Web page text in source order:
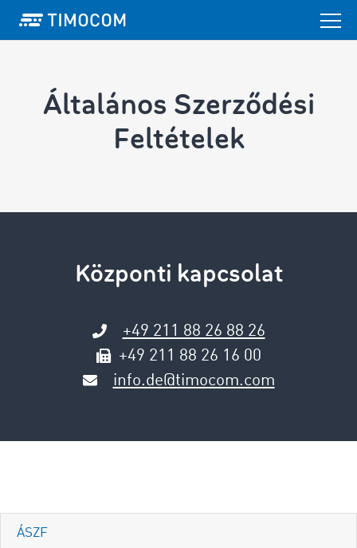
Általános Szerződési
Feltételek
Központi kapcsolat
+49 211 88 26 88 26
+49 211 88 26 16 00
info.de@timocom.com
ÁSZF